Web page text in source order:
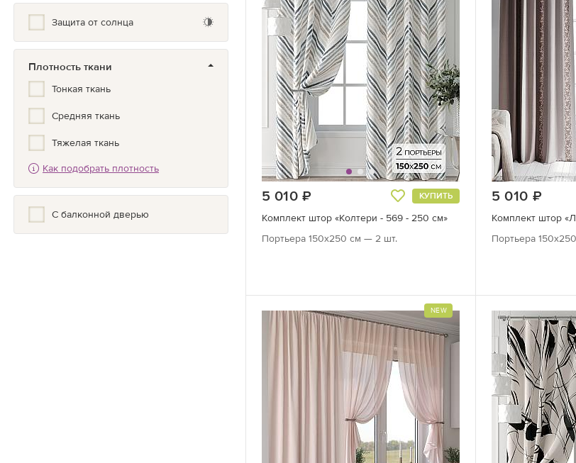
Купон
Кухонный
ЛЮКС
Минимализм
Модерн
Защита от солнца
Плотность ткани
Тонкая ткань
Средняя ткань
Тяжелая ткань
Как подобрать плотность
С балконной дверью
5 010 КУПИТЬ
Комплект штор «Колтери - 569 - 250 см»
Портьера 150х250 см — 2 шт.
5 010
Комплект штор
Портьера
NEW